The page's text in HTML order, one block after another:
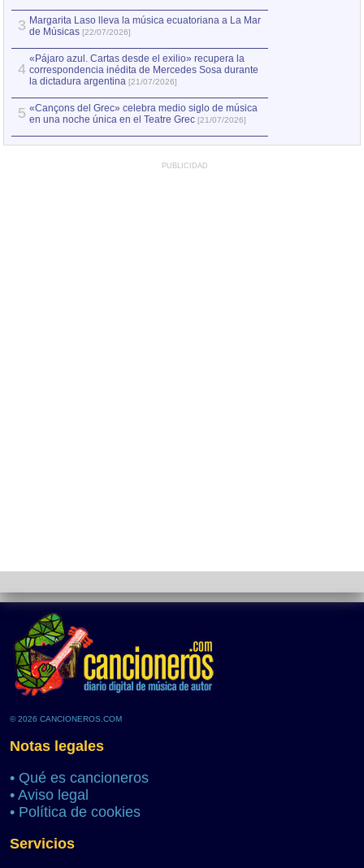
3 Margarita Laso lleva la música ecuatoriana a La Mar
de Músicas [22/07/2026]
4
«Pájaro azul. Cartas desde el exilio» recupera la
correspondencia inédita de Mercedes Sosa durante
la dictadura argentina [21/07/2026]
5 «Cançons del Grec» celebra medio siglo de música
en una noche única en el Teatre Grec [21/07/2026]
PUBLICIDAD
© 2026 CANCIONEROS.COM
Notas legales
• Qué es cancioneros
• Aviso legal
• Política de cookies
Servicios